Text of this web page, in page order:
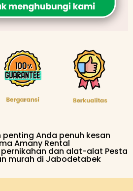
Anda penuh kesan
Amany Rental
dan alat-alat Pesta
murah di Jabodetabek